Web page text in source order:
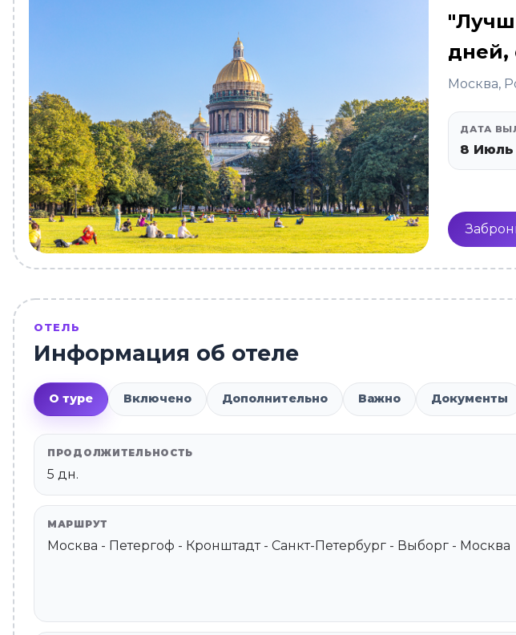
дней,
Москва,
ДАТА
8 Июль
ОТЕЛЬ
Информация об отеле
О туре Включено Дополнительно Важно Документы
ПРОДОЛЖИТЕЛЬНОСТЬ
5 дн.
МАРШРУТ
Москва - Петергоф - Кронштадт - Санкт-Петербург - Выборг - Москва